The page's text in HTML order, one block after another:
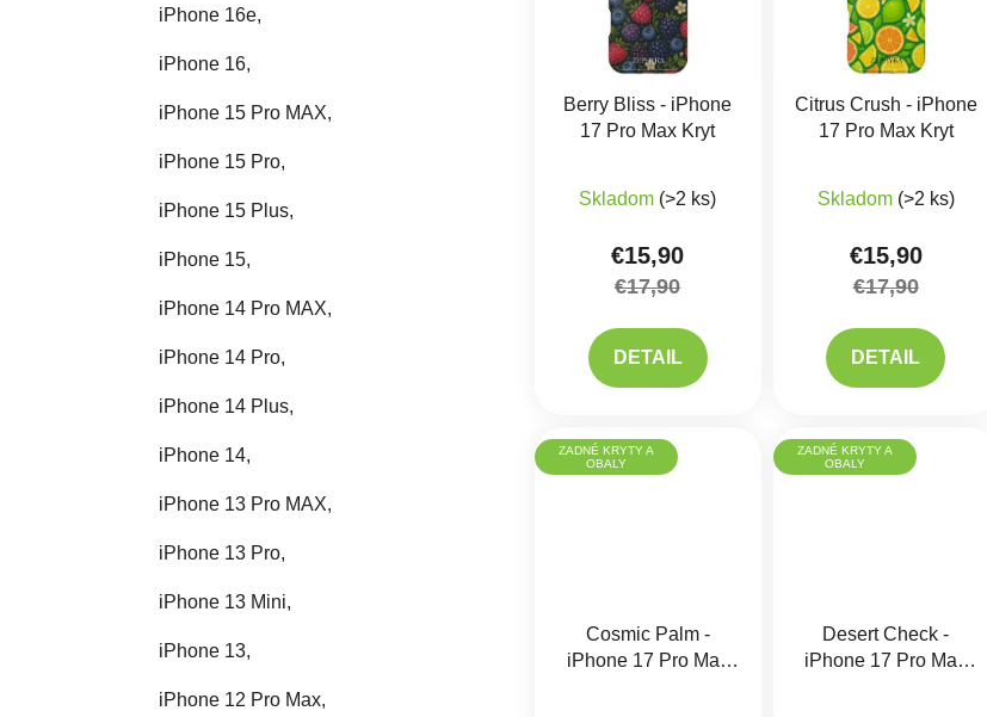
iPhone 16e,
iPhone 16,
iPhone 15 Pro MAX,
iPhone 15 Pro,
iPhone 15 Plus,
iPhone 15,
iPhone 14 Pro MAX,
iPhone 14 Pro,
iPhone 14 Plus,
iPhone 14,
iPhone 13 Pro MAX,
iPhone 13 Pro,
iPhone 13 Mini,
iPhone 13,
iPhone 12 Pro Max,
Berry Bliss - iPhone
17 Pro Max Kryt
Skladom (>2 ks)
€15,90
€17,90
DETAIL
Citrus Crush - iPhone
17 Pro Max Kryt
Skladom (>2 ks)
€15,90
€17,90
DETAIL
ZADNÉ KRYTY A
OBALY
Cosmic Palm -
iPhone 17 Pro Max
ZADNÉ KRYTY A
OBALY
Desert Check -
iPhone 17 Pro Max